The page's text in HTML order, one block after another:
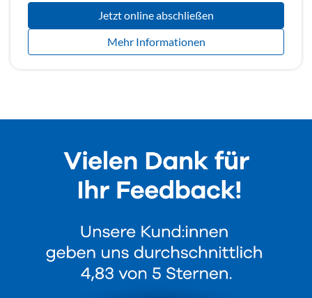
Jetzt online abschließen
Mehr Informationen